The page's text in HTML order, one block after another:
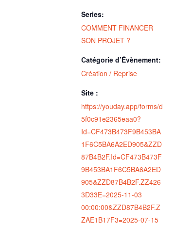
Series:
COMMENT FINANCER
SON PROJET ?
Catégorie d’Évènement:
Création / Reprise
Site :
https://youday.app/forms/d
5f0c91e2365eaa0?
Id=CF473B473F9B453BA
1F6C5BA6A2ED905&ZZD
87B4B2F.Id=CF473B473F
9B453BA1F6C5BA6A2ED
905&ZZD87B4B2F.ZZ426
3D33E=2025-11-03
00:00:00&ZZD87B4B2F.Z
ZAE1B17F3=2025-07-15